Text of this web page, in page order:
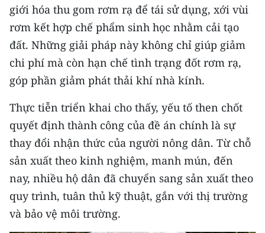
giới hóa thu gom rơm rạ để tái sử dụng, xới vùi
rơm kết hợp chế phẩm sinh học nhằm cải tạo
đất. Những giải pháp này không chỉ giúp giảm
chi phí mà còn hạn chế tình trạng đốt rơm rạ,
góp phần giảm phát thải khí nhà kính.
Thực tiễn triển khai cho thấy, yếu tố then chốt
quyết định thành công của đề án chính là sự
thay đổi nhận thức của người nông dân. Từ chỗ
sản xuất theo kinh nghiệm, manh mún, đến
nay, nhiều hộ dân đã chuyển sang sản xuất theo
quy trình, tuân thủ kỹ thuật, gắn với thị trường
và bảo vệ môi trường.